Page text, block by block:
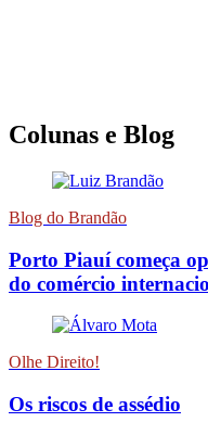
Colunas e Blog
Blog do Brandão
Porto Piauí começa
do comércio
Olhe Direito!
Os riscos de assédio